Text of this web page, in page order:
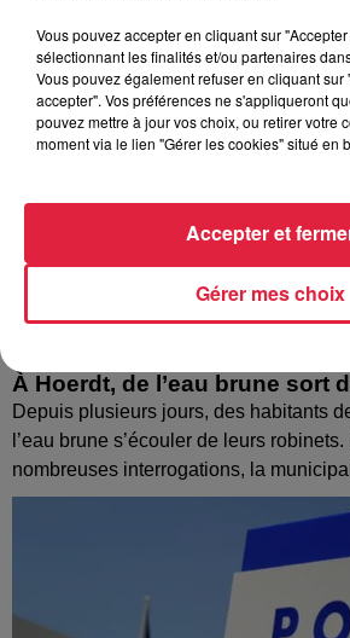
À Hoerdt, de l’eau brune sort
Depuis plusieurs jours, des habitants
l’eau brune s’écouler de leurs
nombreuses interrogations, la
Vous pouvez accepter en cliquant sur
sélectionnant les finalités et/ou partenaires
Vous pouvez également refuser en cliquant sur
accepter". Vos préférences ne s'appliqueront
pouvez mettre à jour vos choix, ou retirer votre
moment via le lien "Gérer les cookies" situé en
Gérer mes choix
Accepter et